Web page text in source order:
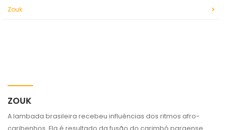
Zouk
ZOUK
A lambada brasileira recebeu influências dos ritmos afro-
caribenhos. Ela é resultado da fusão do carimbó paraense